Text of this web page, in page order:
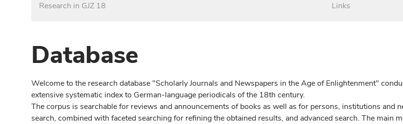
Research in GJZ 18
Links
Database
Welcome to the research database "Scholarly Journals and Newspapers in the Age of Enlightenment"
extensive systematic index to German-language periodicals of the 18th century.
The corpus is searchable for reviews and announcements of books as well as for persons, institutions and
search, combined with faceted searching for refining the obtained results, and advanced search. The main